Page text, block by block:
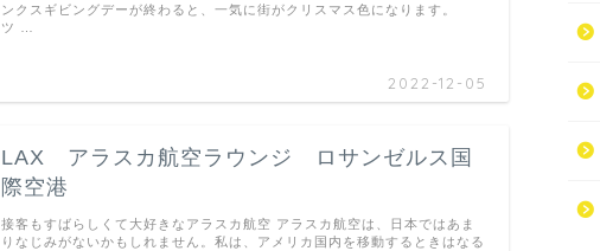
2022-12-05
ンクスギビングデーが終わると、一気に街がクリスマス色になります。
ツ …
LAX アラスカ航空ラウンジ ロサンゼルス国
際空港
接客もすばらしくて大好きなアラスカ航空 アラスカ航空は、日本ではあま
りなじみがないかもしれません。私は、アメリカ国内を移動するときはなる